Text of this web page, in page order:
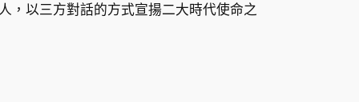
，以三方對話的方式宣揚二大時代使命之